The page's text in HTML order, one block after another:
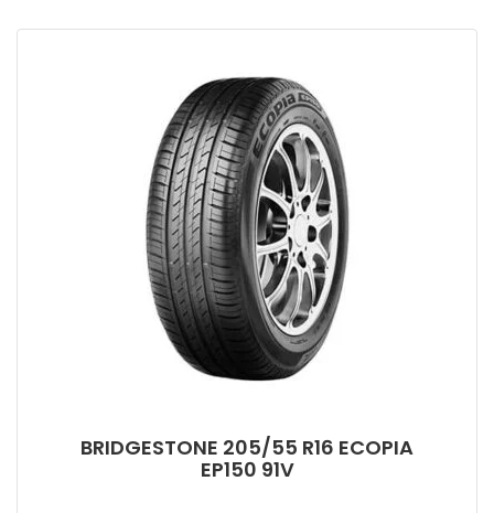
BRIDGESTONE 205/55 R16 ECOPIA
EP150 91V